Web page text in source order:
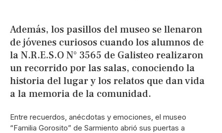
Además, los pasillos del museo se llenaron
de jóvenes curiosos cuando los alumnos de
la N.R.E.S.O N° 3565 de Galisteo realizaron
un recorrido por las salas, conociendo la
historia del lugar y los relatos que dan vida
a la memoria de la comunidad.
Entre recuerdos, anécdotas y emociones, el museo
“Familia Gorosito” de Sarmiento abrió sus puertas a